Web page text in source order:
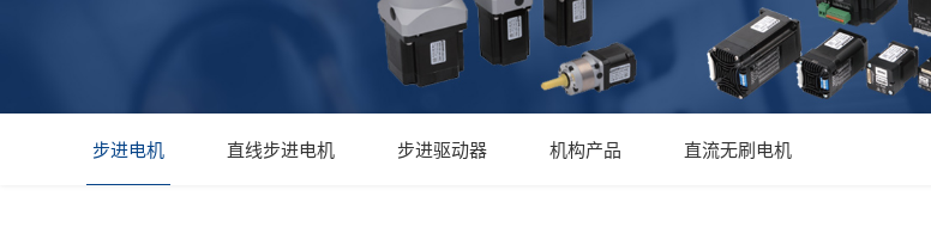
步进电机 直线步进电机 步进驱动器 机构产品 直流无刷电机